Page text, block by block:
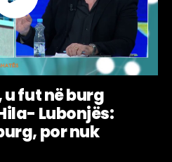
u fut në burg
Lubonjës:
por nuk